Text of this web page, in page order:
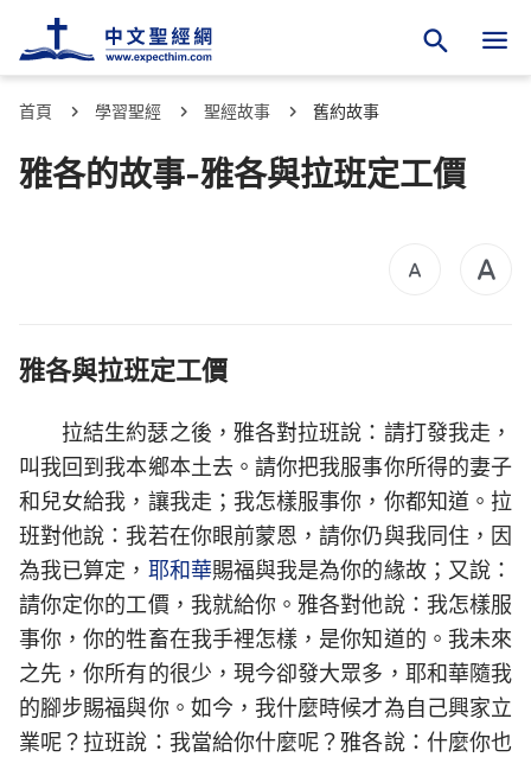
首頁 學習聖經 聖經故事 舊約故事
雅各的故事-雅各與拉班定工價
雅各與拉班定工價
拉結生約瑟之後，雅各對拉班說：請打發我走，
叫我回到我本鄉本土去。請你把我服事你所得的妻子
和兒女給我，讓我走；我怎樣服事你，你都知道。拉
班對他說：我若在你眼前蒙恩，請你仍與我同住，因
為我已算定， 耶和華賜福與我是為你的緣故；又說：
請你定你的工價，我就給你。雅各對他說：我怎樣服
事你，你的牲畜在我手裡怎樣，是你知道的。我未來
之先，你所有的很少，現今卻發大眾多，耶和華隨我
的腳步賜福與你。如今，我什麼時候才為自己興家立
業呢？拉班說：我當給你什麼呢？雅各說：什麼你也